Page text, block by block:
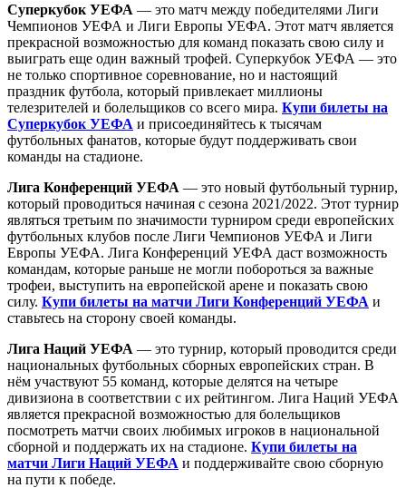
Суперкубок УЕФА — это матч между победителями Лиги
Чемпионов УЕФА и Лиги Европы УЕФА. Этот матч является
прекрасной возможностью для команд показать свою силу и
выиграть еще один важный трофей. Суперкубок УЕФА — это
не только спортивное соревнование, но и настоящий
праздник футбола, который привлекает миллионы
телезрителей и болельщиков со всего мира. Купи билеты на
Суперкубок УЕФА и присоединяйтесь к тысячам
футбольных фанатов, которые будут поддерживать свои
команды на стадионе.
Лига Конференций УЕФА — это новый футбольный турнир,
который проводиться начиная с сезона 2021/2022. Этот турнир
являться третьим по значимости турниром среди европейских
футбольных клубов после Лиги Чемпионов УЕФА и Лиги
Европы УЕФА. Лига Конференций УЕФА даст возможность
командам, которые раньше не могли побороться за важные
трофеи, выступить на европейской арене и показать свою
силу. Купи билеты на матчи Лиги Конференций УЕФА и
ставьтесь на сторону своей команды.
Лига Наций УЕФА — это турнир, который проводится среди
национальных футбольных сборных европейских стран. В
нём участвуют 55 команд, которые делятся на четыре
дивизиона в соответствии с их рейтингом. Лига Наций УЕФА
является прекрасной возможностью для болельщиков
посмотреть матчи своих любимых игроков в национальной
сборной и поддержать их на стадионе. Купи билеты на
матчи Лиги Наций УЕФА и поддерживайте свою сборную
на пути к победе.